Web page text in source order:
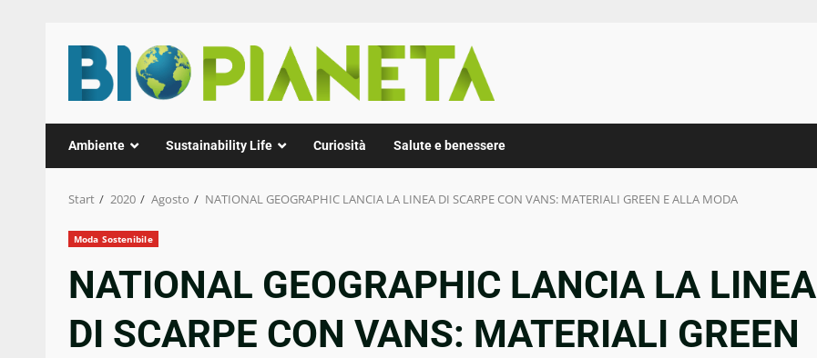
Inhalt
springen
Ambiente Sustainability Life Curiosità Salute e benessere
Start 2020 Agosto NATIONAL GEOGRAPHIC LANCIA LA LINEA DI SCARPE CON VANS: MATERIALI GREEN E ALLA MODA
Moda Sostenibile
NATIONAL GEOGRAPHIC LANCIA LA LINEA
DI SCARPE CON VANS: MATERIALI GREEN